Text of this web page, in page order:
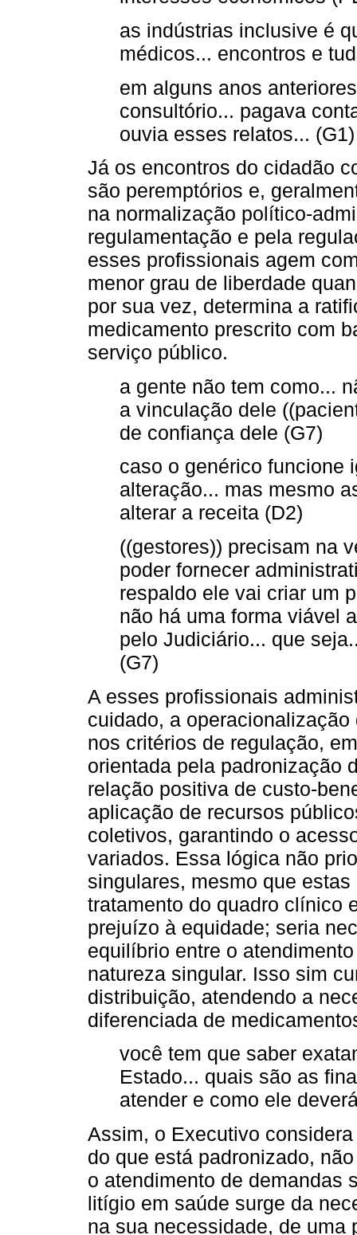
as indústrias inclusive é
médicos... encontros e
em alguns anos
consultório... pagava
ouvia esses relatos... (G1)
Já os encontros do cidadão
são peremptórios e,
na normalização político-
regulamentação e pela
esses profissionais agem
menor grau de liberdade
por sua vez, determina a
medicamento prescrito com
serviço público.
a gente não tem como...
a vinculação dele
de confiança dele (G7)
caso o genérico funcione
alteração... mas mesmo
alterar a receita (D2)
((gestores)) precisam na
poder fornecer
respaldo ele vai criar um
não há uma forma viável
pelo Judiciário... que
(G7)
A esses profissionais
cuidado, a
nos critérios de regulação,
orientada pela padronização
relação positiva de custo-
aplicação de recursos
coletivos, garantindo o
variados. Essa lógica não
singulares, mesmo que
tratamento do quadro clínico
prejuízo à equidade; seria
equilíbrio entre o
natureza singular. Isso sim
distribuição, atendendo a
diferenciada de
você tem que saber
Estado... quais são as
atender e como ele
Assim, o Executivo
do que está padronizado,
o atendimento de demandas
litígio em saúde surge da
na sua necessidade, de uma